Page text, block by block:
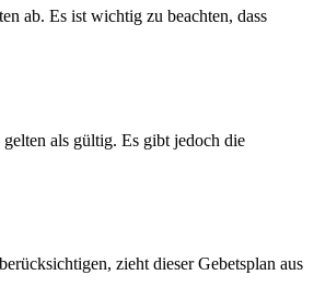
ab. Es ist wichtig zu beachten, dass
als gültig. Es gibt jedoch die
zieht dieser Gebetsplan aus